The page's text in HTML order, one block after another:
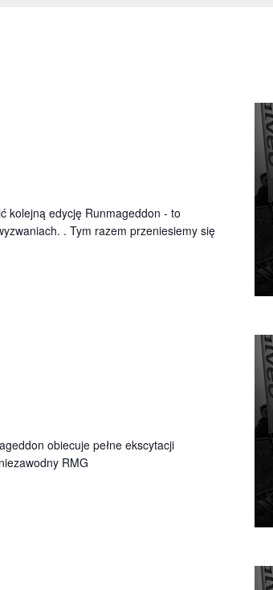
kolejną edycję Runmageddon - to
. Tym razem przeniesiemy się
obiecuje pełne ekscytacji
RMG